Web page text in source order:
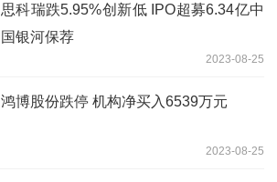
思科瑞跌5.95%创新低 IPO超募6.34亿中
国银河保荐
2023-08-25
鸿博股份跌停 机构净买入6539万元
2023-08-25